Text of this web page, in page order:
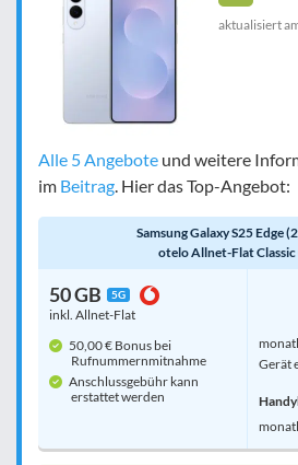
Handy-Speicher egal
Filter zurücksetzen
aktualisiert
Alle 5 Angebote und weitere
im Beitrag. Hier das Top-Angebot:
Samsung Galaxy S25 Edge
otelo Allnet-Flat
50 GB 5G
inkl. Allnet-Flat
50,00 € Bonus bei
Rufnummern­mitnahme
Anschlussgebühr kann
erstattet werden
Gerät